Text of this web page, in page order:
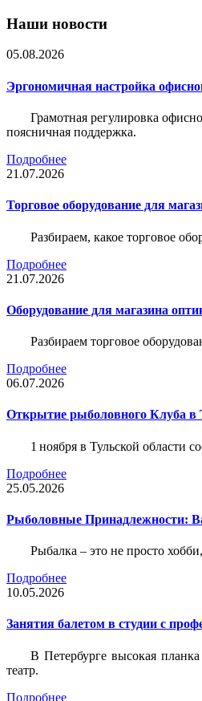
Наши новости
05.08.2026
Эргономичная настройка
Грамотная регулировка
поясничная поддержка.
Подробнее
21.07.2026
Торговое оборудование для
Разбираем, какое торговое
Подробнее
21.07.2026
Оборудование для магазина
Разбираем торговое
Подробнее
06.07.2026
Открытие рыболовного Клуба в
1 ноября в Тульской области
Подробнее
25.05.2026
Рыболовные Принадлежности:
Рыбалка – это не просто
Подробнее
10.05.2026
Занятия балетом в студии с
В Петербурге высокая
театр.
Подробнее